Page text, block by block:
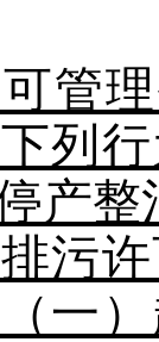
可管
列
产整
污
一